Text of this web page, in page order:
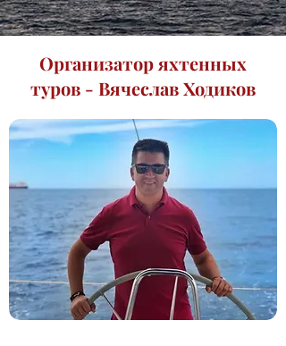
Организатор яхтенных
туров - Вячеслав Ходиков